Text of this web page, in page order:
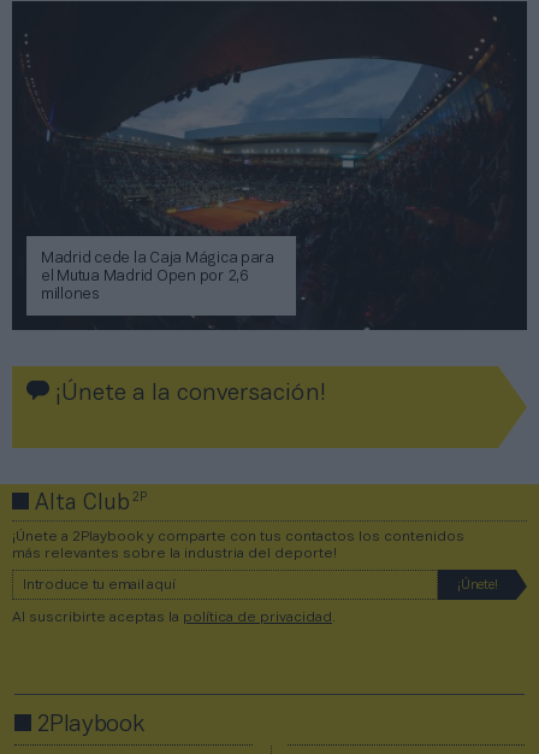
Madrid cede la Caja Mágica para
el Mutua Madrid Open por 2,6
millones
¡Únete a la conversación!
Alta Club2P
¡Únete a 2Playbook y comparte con tus contactos los contenidos
más relevantes sobre la industria del deporte!
Al suscribirte aceptas la política de privacidad
2Playbook